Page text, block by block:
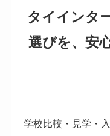
タイインタ
選びを、安
学校比較・見学・